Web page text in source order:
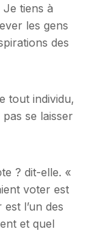
tiens à
les gens
des
tout individu,
se laisser
? dit-elle. «
voter est
l’un des
et quel